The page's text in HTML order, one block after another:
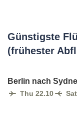
Günstigste
(frühester
Berlin nach
Thu 22.10